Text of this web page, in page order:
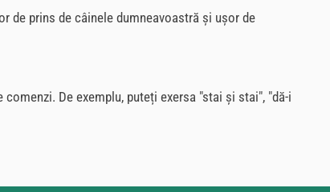
de prins de câinele dumneavoastră și ușor de
De exemplu, puteți exersa "stai și stai", "dă-i